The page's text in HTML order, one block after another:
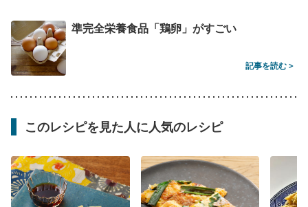
準完全栄養食品「鶏卵」がすごい
記事を読む >
このレシピを見た人に人気のレシピ